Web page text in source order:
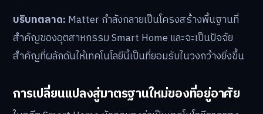
บริบทตลาด: Matter กำลังกลายเป็นโครงสร้างพื้นฐานที่
สำคัญของอุตสาหกรรม Smart Home และจะเป็นปัจจัย
สำคัญที่ผลักดันให้เทคโนโลยีนี้เป็นที่ยอมรับในวงกว้างยิ่งขึ้น
การเปลี่ยนแปลงสู่มาตรฐานใหม่ของที่อยู่อาศัย